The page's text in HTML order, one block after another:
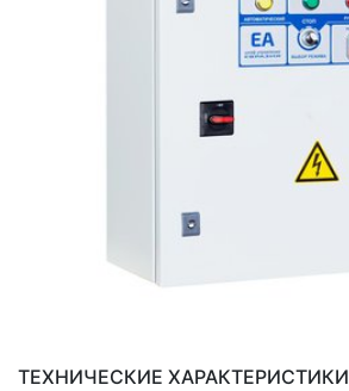
ТЕХНИЧЕСКИЕ ХАРАКТЕРИСТИКИ